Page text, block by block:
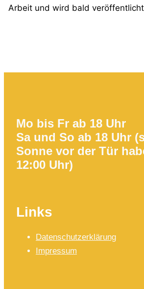
Arbeit und wird bald
Mo bis Fr ab 18 Uhr
Sa und So ab 18 Uhr
Sonne vor der Tür
12:00 Uhr)
Links
Datenschutzerklärung
Impressum